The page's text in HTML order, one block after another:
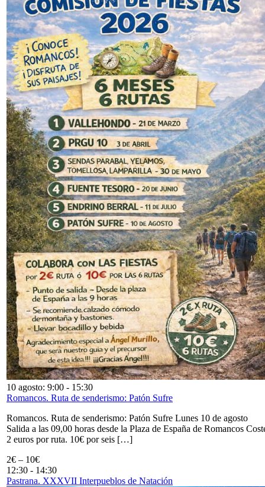
10 agosto: 9:00 - 15:30
Romancos. Ruta de senderismo: Patón Sufre
Romancos. Ruta de senderismo: Patón Sufre Lunes 10 de agosto
Salida a las 09,00 horas desde la Plaza de España de Romancos
2 euros por ruta. 10€ por seis […]
2€ – 10€
12:30 - 14:30
Pastrana. XXXVII Interpueblos de Natación